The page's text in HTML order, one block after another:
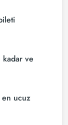
tek
ve
kadar ve
en ucuz